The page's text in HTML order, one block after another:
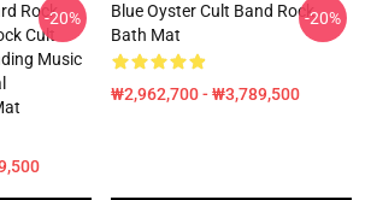
Rock
Cult
Music
-20%
Blue Oyster Cult Band Rock
Bath Mat
₩2,962,700 - ₩3,789,500
-20%